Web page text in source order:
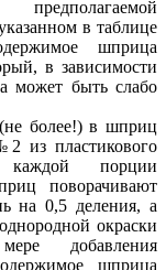
в таблице
шприца
в зависимости
может быть слабо
более!) в шприц
из пластикового
каждой порции
поворачивают
на 0,5 деления, а
окраски
добавления
шприца